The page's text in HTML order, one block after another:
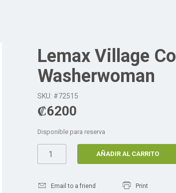
Lemax Village
Washerwoman
SKU: #72515
₡6200
Disponible para reserva
AÑADIR AL CARRITO
Email to a friend Print